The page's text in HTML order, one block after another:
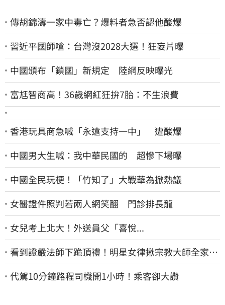
傳胡錦濤一家中毒亡？爆料者急否認他酸爆
習近平國師嗆：台灣沒2028大選！狂妄片曝
中國頒布「鎖國」新規定 陸網反映曝光
富尪智商高！36歲網紅狂拚7胎：不生浪費
香港玩具商急喊「永遠支持一中」 遭酸爆
中國男大生喊：我中華民國的 超慘下場曝
中國全民玩梗！「竹知了」大戰華為掀熱議
女醫證件照判若兩人網笑翻 門診排長龍
女兒考上北大！外送員父「喜悅...
看到證嚴法師下跪頂禮！明星女律揪宗教大師全家詐
慈濟…全家爽睡黃金堆
代駕10分鐘路程司機開1小時！乘客卻大讚